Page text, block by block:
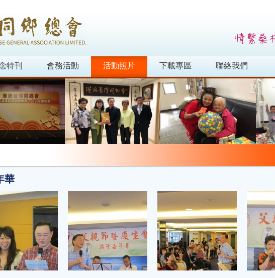
特刊 會務活動 活動照片 下載專區 聯絡我們
華